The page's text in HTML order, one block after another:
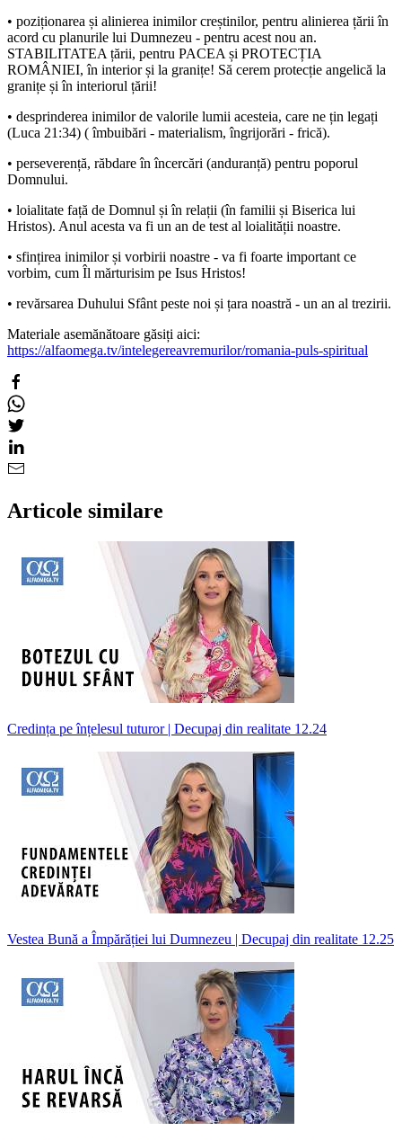
• poziționarea și alinierea inimilor creștinilor, pentru alinierea țării în
acord cu planurile lui Dumnezeu - pentru acest nou an.
STABILITATEA țării, pentru PACEA și PROTECȚIA
ROMÂNIEI, în interior și la granițe! Să cerem protecție angelică la
granițe și în interiorul țării!
• desprinderea inimilor de valorile lumii acesteia, care ne țin legați
(Luca 21:34) ( îmbuibări - materialism, îngrijorări - frică).
• perseverență, răbdare în încercări (anduranță) pentru poporul
Domnului.
• loialitate față de Domnul și în relații (în familii și Biserica lui
Hristos). Anul acesta va fi un an de test al loialității noastre.
• sfințirea inimilor și vorbirii noastre - va fi foarte important ce
vorbim, cum Îl mărturisim pe Isus Hristos!
• revărsarea Duhului Sfânt peste noi și țara noastră - un an al trezirii.
Materiale asemănătoare găsiți aici:
https://alfaomega.tv/intelegereavremurilor/romania-puls-spiritual
Articole similare
Credința pe înțelesul tuturor | Decupaj din realitate 12.24
Vestea Bună a Împărăției lui Dumnezeu | Decupaj din realitate 12.25